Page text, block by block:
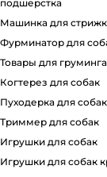
подшерстка
машинка для
фурминатор для
товары для
когтерез для собак
пуходерка для собак
триммер для собак
игрушки для собак
игрушки для собак